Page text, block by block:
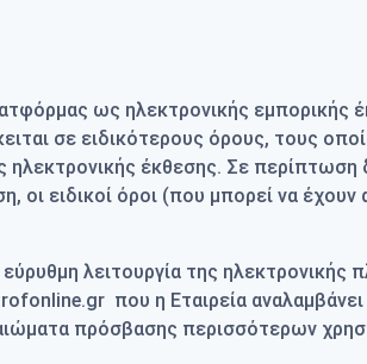
ως ηλεκτρονικής εμπορικής
σε ειδικότερους όρους, τους
έκθεσης. Σε
ειδικοί όροι (που μπορεί να
λειτουργία της
που η Εταιρεία
πρόσβασης περισσότερων